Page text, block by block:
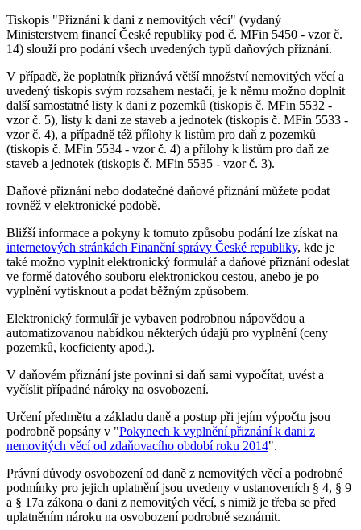
Tiskopis "Přiznání k dani z nemovitých věcí" (vydaný
Ministerstvem financí České republiky pod č. MFin 5450 - vzor č.
14) slouží pro podání všech uvedených typů daňových přiznání.
V případě, že poplatník přiznává větší množství nemovitých věcí a
uvedený tiskopis svým rozsahem nestačí, je k němu možno doplnit
další samostatné listy k dani z pozemků (tiskopis č. MFin 5532 -
vzor č. 5), listy k dani ze staveb a jednotek (tiskopis č. MFin 5533 -
vzor č. 4), a případně též přílohy k listům pro daň z pozemků
(tiskopis č. MFin 5534 - vzor č. 4) a přílohy k listům pro daň ze
staveb a jednotek (tiskopis č. MFin 5535 - vzor č. 3).
Daňové přiznání nebo dodatečné daňové přiznání můžete podat
rovněž v elektronické podobě.
Bližší informace a pokyny k tomuto způsobu podání lze získat na
internetových stránkách Finanční správy České republiky, kde je
také možno vyplnit elektronický formulář a daňové přiznání odeslat
ve formě datového souboru elektronickou cestou, anebo je po
vyplnění vytisknout a podat běžným způsobem.
Elektronický formulář je vybaven podrobnou nápovědou a
automatizovanou nabídkou některých údajů pro vyplnění (ceny
pozemků, koeficienty apod.).
V daňovém přiznání jste povinni si daň sami vypočítat, uvést a
vyčíslit případné nároky na osvobození.
Určení předmětu a základu daně a postup při jejím výpočtu jsou
podrobně popsány v "Pokynech k vyplnění přiznání k dani z
nemovitých věcí od zdaňovacího období roku 2014".
Právní důvody osvobození od daně z nemovitých věcí a podrobné
podmínky pro jejich uplatnění jsou uvedeny v ustanoveních § 4, § 9
a § 17a zákona o dani z nemovitých věcí, s nimiž je třeba se před
uplatněním nároku na osvobození podrobně seznámit.